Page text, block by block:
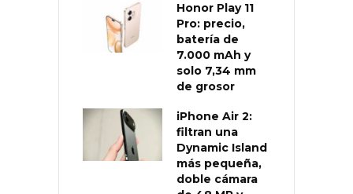
Honor Play 11
Pro: precio,
batería de
7.000 mAh y
solo 7,34 mm
de grosor
iPhone Air 2:
filtran una
Dynamic Island
más pequeña,
doble cámara